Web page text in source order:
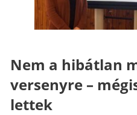
Nem a hibátlan
versenyre –
lettek